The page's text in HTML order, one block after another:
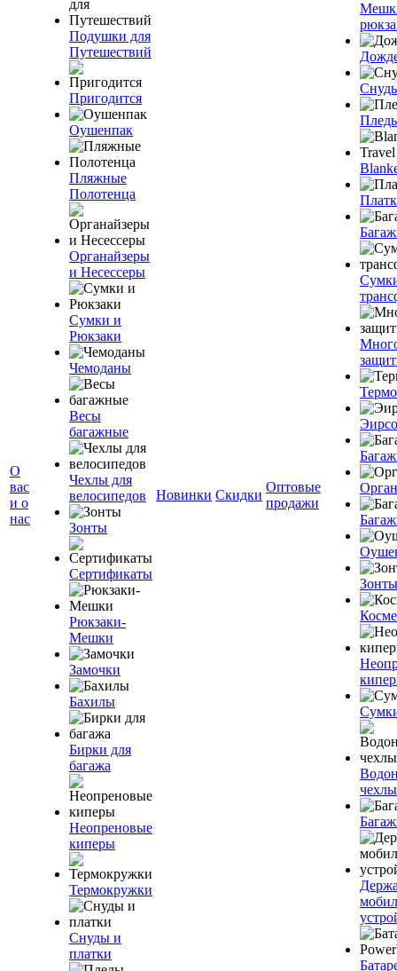
О
вас
и о
нас
Подушки для
Путешествий
Пригодится
Оушенпак
Пляжные
Полотенца
Органайзеры
и Несессеры
Сумки и
Рюкзаки
Чемоданы
Весы
багажные
Чехлы для
велосипедов
Зонты
Сертификаты
Рюкзаки-
Мешки
Замочки
Бахилы
Бирки для
багажа
Неопреновые
киперы
Термокружки
Снуды и
платки
Новинки Скидки
Оптовые
продажи
Зонты